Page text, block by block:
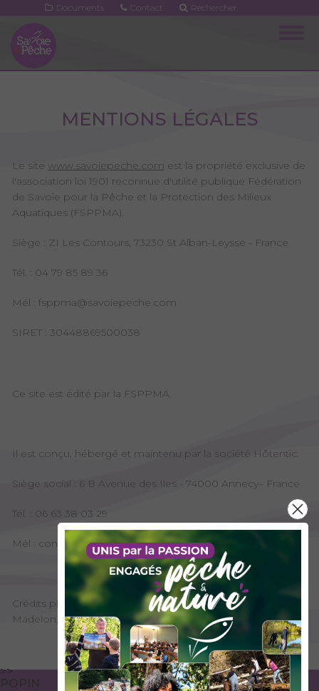
contenu
principal
Documents Contact Rechercher
>>
POPIN
MENTIONS LÉGALES
Le site www.savoiepeche.com est la propriété exclusive de
l'association loi 1901 reconnue d'utilité publique Fédération
de Savoie pour la Pêche et la Protection des Milieux
Aquatiques (FSPPMA).
Siège : ZI Les Contours, 73230 St Alban-Leysse - France
Tél. : 04 79 85 89 36
Mél : fsppma@savoiepeche.com
SIRET : 30448869500038
Ce site est édité par la FSPPMA.
Il est conçu, hébergé et maintenu par la société Hôtentic.
Siège social : 6 B Avenue des Iles - 74000 Annecy– France
Tél. : 06 63 38 03 29
Mél : contact@hotentic.com
Crédits photos : © FNPF - Laurent Madelon, © Laurent
Madelon, © FSPPMA